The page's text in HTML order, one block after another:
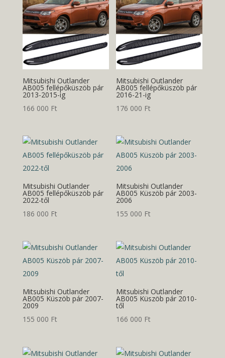
Mitsubishi Outlander
AB005 fellépőküszöb pár
2013-2015-ig
166 000 Ft
Mitsubishi Outlander
AB005 fellépőküszöb pár
2016-21-ig
176 000 Ft
Mitsubishi Outlander
AB005 fellépőküszöb pár
2022-től
186 000 Ft
Mitsubishi Outlander
AB005 Küszöb pár 2003-
2006
155 000 Ft
Mitsubishi Outlander
AB005 Küszöb pár 2007-
2009
155 000 Ft
Mitsubishi Outlander
AB005 Küszöb pár 2010-
től
166 000 Ft